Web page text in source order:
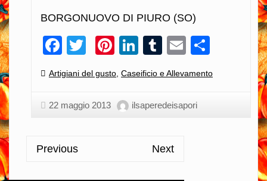
BORGONUOVO DI PIURO (SO)
Facebook
TwitterPinterest
LinkedIn
Tumblr
Email
Categories:
Artigiani del gusto, Caseificio e Allevamento
22 maggio 2013 ilsaperedeisapori
Previous Next